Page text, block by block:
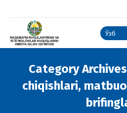
Ўзб
Category
chiqishlari,